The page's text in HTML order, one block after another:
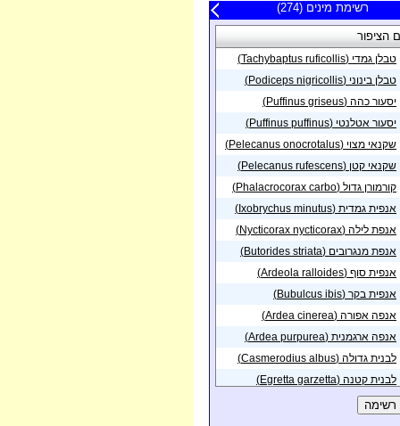
רשימת מינים (274)
20 תצפיות אחרונות
הציפור
טבלן גמדי (Tachybaptus ruficollis)
טבלן בינוני (Podiceps nigricollis)
יסעור כהה (Puffinus griseus)
יסעור אטלנטי (Puffinus puffinus)
שקנאי מצוי (Pelecanus onocrotalus)
שקנאי קטן (Pelecanus rufescens)
קורמורן גדול (Phalacrocorax carbo)
אנפית גמדית (Ixobrychus minutus)
אנפת לילה (Nycticorax nycticorax)
אנפת מנגרובים (Butorides striata)
אנפית סוף (Ardeola ralloides)
אנפית בקר (Bubulcus ibis)
אנפה אפורה (Ardea cinerea)
אנפה ארגמנית (Ardea purpurea)
לבנית גדולה (Casmerodius albus)
לבנית קטנה (Egretta garzetta)
לבנית ים-סוף (Egretta gularis)
16/08/2019 באזור ירוחם
23/04/2019
בנקודה באזור
הבשור - דרום
18/01/2019
בנקודה באזור
02/11/2018
באזורירוחם
27/09/2018
באזורירוחם
25/09/2018
באזורירוחם
20/09/2018
באזורירוחם
16/09/2018
באזורירוחם
29/08/2018
באזורירוחם
24/08/2018
באזורירוחם
15/08/2018
באזורירוחם
27/07/2018
באזורירוחם
28/05/2018
באזורירוחם
24/05/2018
באזורירוחם
16/05/2018
באזורירוחם
באזור